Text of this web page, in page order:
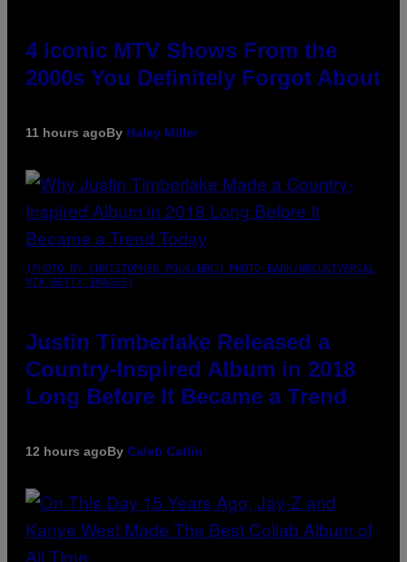
4 Iconic MTV Shows From the
2000s You Definitely Forgot About
11 hours agoBy Haley Miller
(PHOTO BY CHRISTOPHER POLK/NBCU PHOTO BANK/NBCUNIVERSAL
VIA GETTY IMAGES)
Justin Timberlake Released a
Country-Inspired Album in 2018
Long Before It Became a Trend
12 hours agoBy Caleb Catlin